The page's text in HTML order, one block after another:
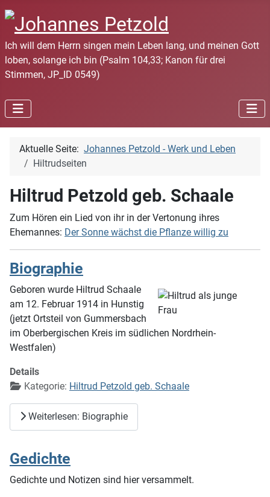
Ich will dem Herrn singen mein Leben lang, und meinen Gott
loben, solange ich bin (Psalm 104,33; Kanon für drei
Stimmen, JP_ID 0549)
Aktuelle Seite: Johannes Petzold - Werk und Leben
Hiltrudseiten
Hiltrud Petzold geb. Schaale
Zum Hören ein Lied von ihr in der Vertonung ihres
Ehemannes: Der Sonne wächst die Pflanze willig zu
Biographie
Geboren wurde Hiltrud Schaale
am 12. Februar 1914 in Hunstig
(jetzt Ortsteil von Gummersbach
im Oberbergischen Kreis im südlichen Nordrhein-
Westfalen)
Details
Kategorie: Hiltrud Petzold geb. Schaale
Weiterlesen: Biographie
Gedichte
Gedichte und Notizen sind hier versammelt.